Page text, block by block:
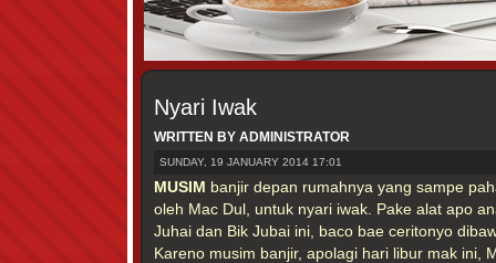
Nyari Iwak
WRITTEN BY ADMINISTRATOR
SUNDAY, 19 JANUARY 2014 17:01
MUSIM banjir depan rumahnya yang sampe
oleh Mac Dul, untuk nyari iwak. Pake alat apo
Juhai dan Bik Jubai ini, baco bae ceritonyo
Kareno musim banjir, apolagi hari libur mak ini,